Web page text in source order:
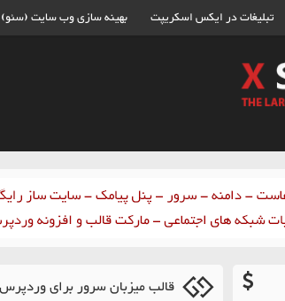
تبلیغات در ایکس اسکریپت بهینه سازی وب سایت (سئو)
قالب میزبان سرور برای وردپرس